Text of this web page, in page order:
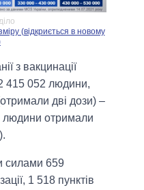
(відкриється в новому
з вакцинації
415 052 людини,
дві дози) –
людини отримали
силами 659
1 518 пунктів